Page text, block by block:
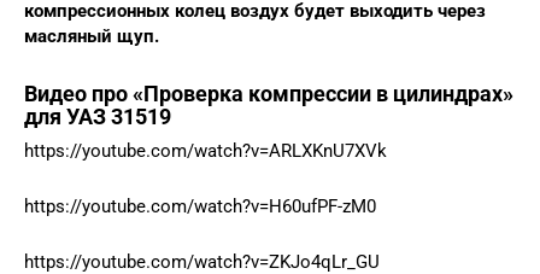
компрессионных колец воздух будет выходить через
масляный щуп.
Видео про «Проверка компрессии в цилиндрах»
для УАЗ 31519
https://youtube.com/watch?v=ARLXKnU7XVk
https://youtube.com/watch?v=H60ufPF-zM0
https://youtube.com/watch?v=ZKJo4qLr_GU